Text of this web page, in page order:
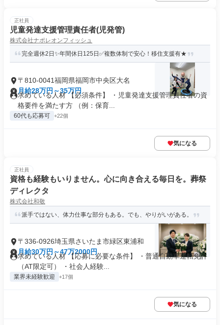
正社員
児童発達支援管理責任者(児発管)
株式会社ナポレオンフィッシュ
完全週休2日✨年間休日125日✅複数体制で安心！移住支援有★
〒810-0041福岡県福岡市中央区大名
月給28万円～35万円
求めている人材 【必須条件】 ・児童発達支援管理責任者の資
格要件を満たす方 （例：保育...
60代も応募可 +22個
気になる
正社員
資格も経験もいりません。心に向き合える毎日を。葬祭
ディレクタ
株式会社和敬
派手ではない、体力仕事な部分もある。でも、やりがいがある。
〒336-0926埼玉県さいたま市緑区東浦和
月給30万円～47万2000円
求めている人材 【応募に必要な条件】 ・普通自動車運転免許
（AT限定可） ・社会人経験...
業界未経験歓迎 +17個
気になる